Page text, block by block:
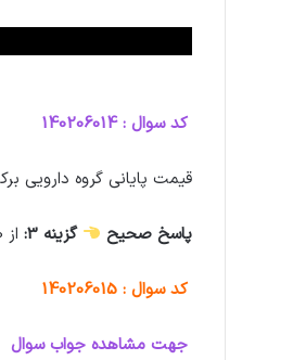
کد سوال : 140206014
قیمت پایانی گروه دارويي بركت با نماد
پاسخ صحیح گزینه 3: از 6940 تا 7630
کد سوال : 140206015
جهت مشاهده جواب سوال